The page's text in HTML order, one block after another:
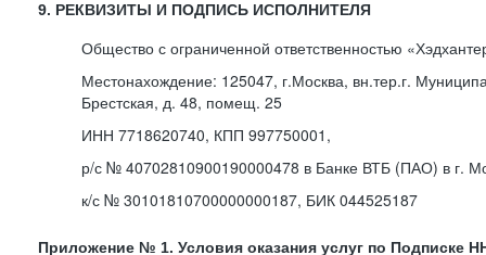
9. РЕКВИЗИТЫ И ПОДПИСЬ ИСПОЛНИТЕЛЯ
Общество с ограниченной ответственностью
Местонахождение: 125047, г.Москва, вн.тер.г.
Брестская, д. 48, помещ. 25
ИНН 7718620740, КПП 997750001,
р/с № 40702810900190000478 в Банке ВТБ (ПАО) в г.
к/с № 30101810700000000187, БИК 044525187
Приложение № 1. Условия оказания услуг по Подписке